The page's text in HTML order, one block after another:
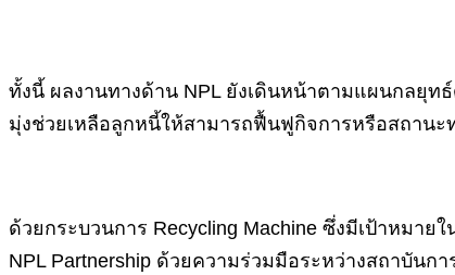
ทั้งนี้ ผลงานทางด้าน NPL ยังเดินหน้าตามแผนกลยุ
มุ่งช่วยเหลือลูกหนี้ให้สามารถฟื้นฟูกิจการหรือสถาน
ด้วยกระบวนการ Recycling Machine ซึ่งมีเป้าหมา
NPL Partnership ด้วยความร่วมมือระหว่างสถาบันก